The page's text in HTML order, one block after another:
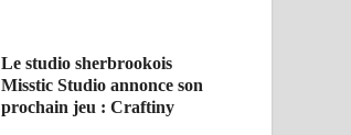
Le studio sherbrookois
Misstic Studio annonce son
prochain jeu : Craftiny